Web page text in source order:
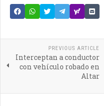
PREVIOUS ARTICLE
Interceptan a conductor
con vehículo robado en
Altar